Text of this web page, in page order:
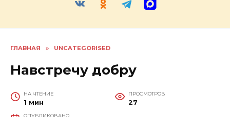
ГЛАВНАЯ » UNCATEGORISED
Навстречу добру
НА ЧТЕНИЕ
1 мин
ПРОСМОТРОВ
27
ОПУБЛИКОВАНО